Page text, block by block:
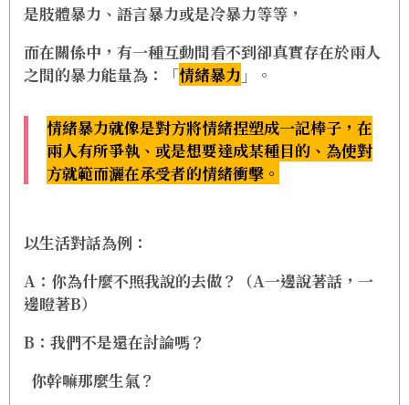
是肢體暴力、語言暴力或是冷暴力等等，
而在關係中，有一種互動間看不到卻真實存在於兩人
之間的暴力能量為：「情緒暴力 」。
情緒暴力就像是對方將情緒捏塑成一記棒子，在
兩人有所爭執、或是想要達成某種目的、為使對
方就範而灑在承受者的情緒衝擊。
以生活對話為例：
A：你為什麼不照我說的去做？（A一邊說著話，一
邊瞪著B）
B：我們不是還在討論嗎？
你幹嘛那麼生氣？